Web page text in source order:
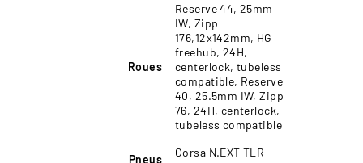
Roues
Reserve 44, 25mm
IW, Zipp
176,12x142mm, HG
freehub, 24H,
centerlock, tubeless
compatible, Reserve
40, 25.5mm IW, Zipp
76, 24H, centerlock,
tubeless compatible
Pneus
Corsa N.EXT TLR